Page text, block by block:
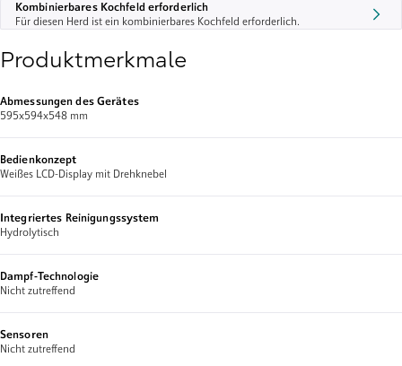
Kombinierbares Kochfeld erforderlich
Für diesen Herd ist ein kombinierbares Kochfeld erforderlich.
Produktmerkmale
Abmessungen des Gerätes
595x594x548 mm
Bedienkonzept
Weißes LCD-Display mit Drehknebel
Integriertes Reinigungssystem
Hydrolytisch
Dampf-Technologie
Nicht zutreffend
Sensoren
Nicht zutreffend